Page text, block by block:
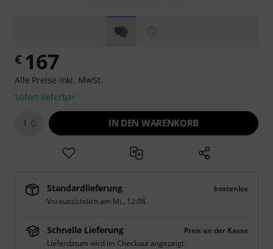
€ 167
Alle Preise inkl. MwSt.
Sofort lieferbar
1 IN DEN WARENKORB
Standardlieferung
kostenlos
Voraussichtlich am Mi., 12.08.
Schnelle Lieferung
Preis an der Kasse
Lieferdatum wird im Checkout angezeigt.